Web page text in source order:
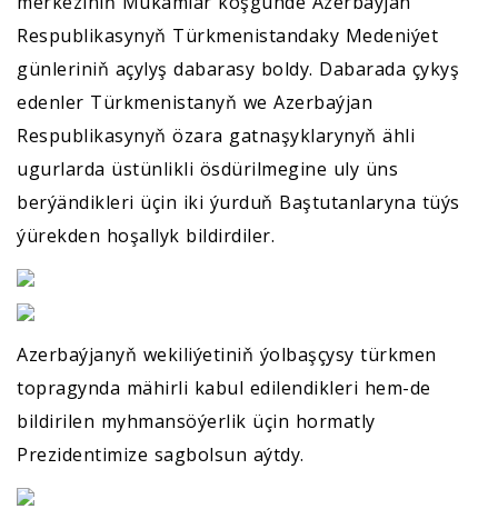
Respublikasynyň Türkmenistandaky Medeniýet
günleriniň açylyş dabarasy boldy. Dabarada çykyş
edenler Türkmenistanyň we Azerbaýjan
Respublikasynyň özara gatnaşyklarynyň ähli
ugurlarda üstünlikli ösdürilmegine uly üns
berýändikleri üçin iki ýurduň Baştutanlaryna tüýs
ýürekden hoşallyk bildirdiler.
Azerbaýjanyň wekiliýetiniň ýolbaşçysy türkmen
topragynda mähirli kabul edilendikleri hem-de
bildirilen myhmansöýerlik üçin hormatly
Prezidentimize sagbolsun aýtdy.